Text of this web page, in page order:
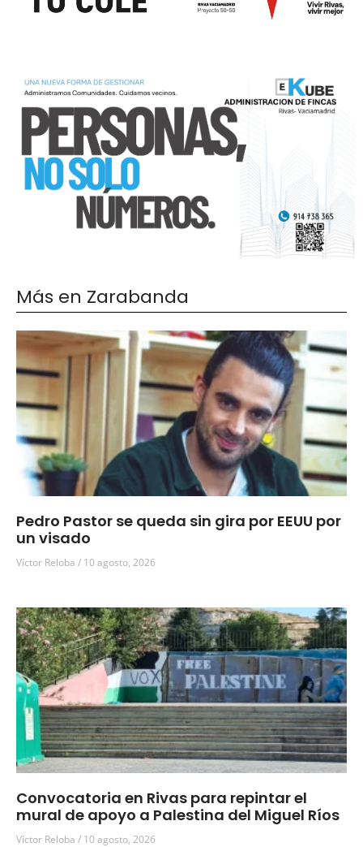
Más en Zarabanda
Pedro Pastor se queda sin gira por EEUU por
un visado
Víctor Reloba 10 agosto, 2026
Convocatoria en Rivas para repintar el
mural de apoyo a Palestina del Miguel Ríos
Víctor Reloba 10 agosto, 2026